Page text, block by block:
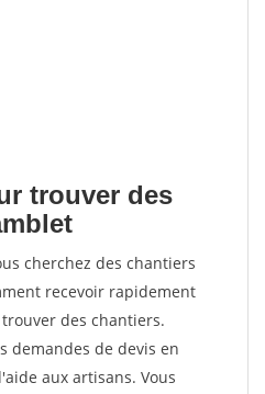
trouver des
cherchez des chantiers
recevoir rapidement
des chantiers.
demandes de devis en
aux artisans. Vous